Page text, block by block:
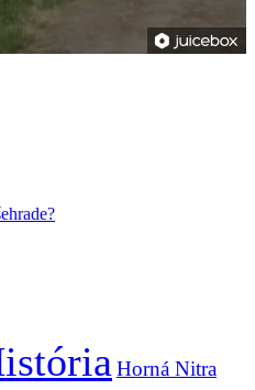
Horná Nitra